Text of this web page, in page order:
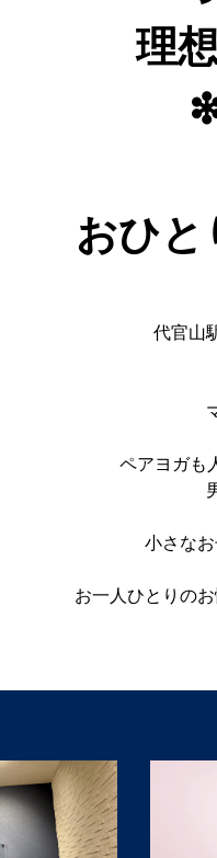
理
おひ
代官山
ペアヨガも
小さな
お一人ひとりの